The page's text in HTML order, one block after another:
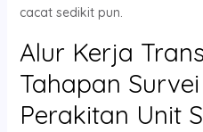
cacat sedikit pun.
Alur Kerja
Tahapan
Perakitan Unit